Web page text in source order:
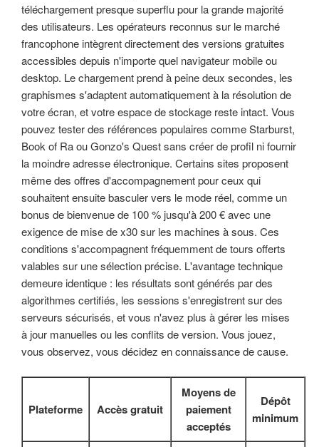
téléchargement presque superflu pour la grande majorité
des utilisateurs. Les opérateurs reconnus sur le marché
francophone intègrent directement des versions gratuites
accessibles depuis n'importe quel navigateur mobile ou
desktop. Le chargement prend à peine deux secondes, les
graphismes s'adaptent automatiquement à la résolution de
votre écran, et votre espace de stockage reste intact. Vous
pouvez tester des références populaires comme Starburst,
Book of Ra ou Gonzo's Quest sans créer de profil ni fournir
la moindre adresse électronique. Certains sites proposent
même des offres d'accompagnement pour ceux qui
souhaitent ensuite basculer vers le mode réel, comme un
bonus de bienvenue de 100 % jusqu'à 200 € avec une
exigence de mise de x30 sur les machines à sous. Ces
conditions s'accompagnent fréquemment de tours offerts
valables sur une sélection précise. L'avantage technique
demeure identique : les résultats sont générés par des
algorithmes certifiés, les sessions s'enregistrent sur des
serveurs sécurisés, et vous n'avez plus à gérer les mises
à jour manuelles ou les conflits de version. Vous jouez,
vous observez, vous décidez en connaissance de cause.
Plateforme Accès gratuit
Moyens de
paiement
acceptés
Dépôt
minimum